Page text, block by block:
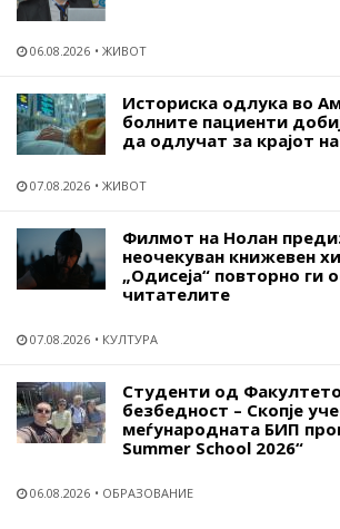
06.08.2026 ЖИВОТ
Историска одлука во
болните пациенти
да одлучат за крајот
07.08.2026 ЖИВОТ
Филмот на Нолан
неочекуван книжевен
„Одисеја“ повторно ги
читателите
07.08.2026 КУЛТУРА
Студенти од
безбедност – Скопје
меѓународната БИП
Summer School 2026“
06.08.2026 ОБРАЗОВАНИЕ